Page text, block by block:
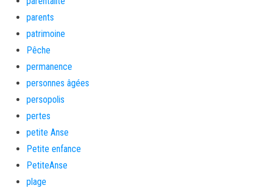
parents
patrimoine
Pêche
permanence
personnes âgées
persopolis
pertes
petite Anse
Petite enfance
PetiteAnse
plage